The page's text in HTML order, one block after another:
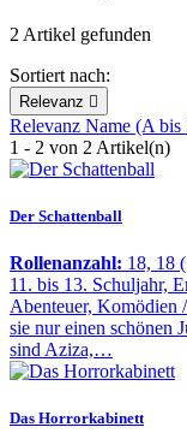
2 Artikel gefunden
Sortiert nach:
Relevanz 
Relevanz Name (A bis
1 - 2 von 2 Artikel(n)
Der Schattenball
Rollenanzahl: 18, 18
11. bis 13. Schuljahr,
Abenteuer, Komödien
sie nur einen schönen
sind Aziza,…
Das Horrorkabinett